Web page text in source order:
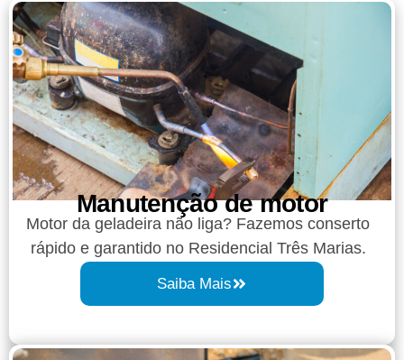
Manutenção de motor
Motor da geladeira não liga? Fazemos conserto
rápido e garantido no Residencial Três Marias.
Saiba Mais